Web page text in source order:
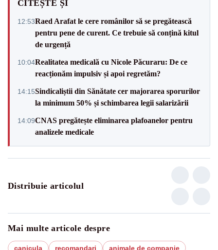
CITEȘTE ȘI
12:53Raed Arafat le cere românilor să se pregătească
pentru pene de curent. Ce trebuie să conțină kitul
de urgență
10:04Realitatea medicală cu Nicole Păcuraru: De ce
reacționăm impulsiv și apoi regretăm?
14:15Sindicaliștii din Sănătate cer majorarea sporurilor
la minimum 50% și schimbarea legii salarizării
14:09CNAS pregătește eliminarea plafoanelor pentru
analizele medicale
Distribuie articolul
Mai multe articole despre
canicula recomandari animale de companie